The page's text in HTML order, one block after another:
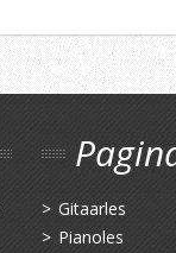
Gitaarles
Pianoles